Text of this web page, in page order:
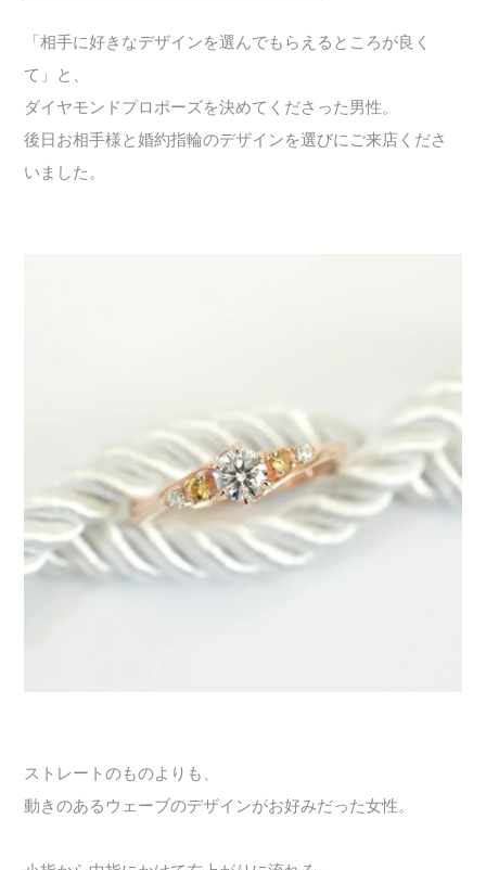
「相手に好きなデザインを選んでもらえるところが良く
て」と、
ダイヤモンドプロポーズを決めてくださった男性。
後日お相手様と婚約指輪のデザインを選びにご来店くださ
いました。
ストレートのものよりも、
動きのあるウェーブのデザインがお好みだった女性。